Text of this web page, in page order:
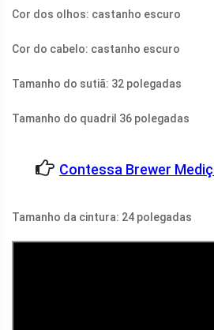
Cor dos olhos: castanho escuro
Cor do cabelo: castanho escuro
Tamanho do sutiã: 32 polegadas
Tamanho do quadril 36 polegadas
Contessa Brewer
Tamanho da cintura: 24 polegadas